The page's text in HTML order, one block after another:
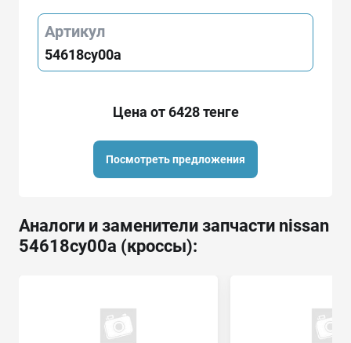
Артикул
54618cy00a
Цена от 6428 тенге
Посмотреть предложения
Аналоги и заменители запчасти nissan
54618cy00a (кроссы):